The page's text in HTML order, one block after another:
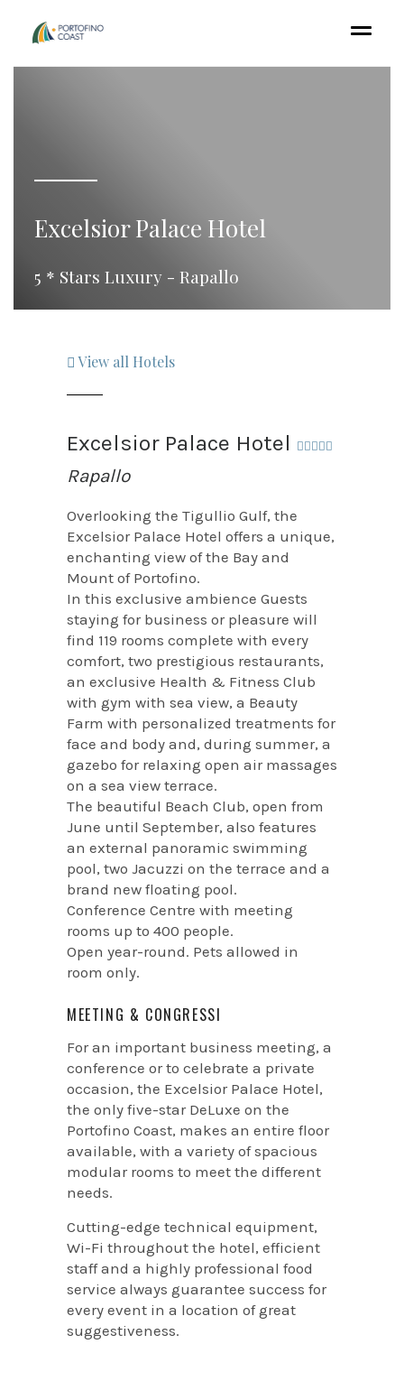
Excelsior Palace Hotel
5 * Stars Luxury - Rapallo
View all Hotels
Excelsior Palace Hotel
Rapallo
Overlooking the Tigullio Gulf, the
Excelsior Palace Hotel offers a unique,
enchanting view of the Bay and
Mount of Portofino.
In this exclusive ambience Guests
staying for business or pleasure will
find 119 rooms complete with every
comfort, two prestigious restaurants,
an exclusive Health & Fitness Club
with gym with sea view, a Beauty
Farm with personalized treatments for
face and body and, during summer, a
gazebo for relaxing open air massages
on a sea view terrace.
The beautiful Beach Club, open from
June until September, also features
an external panoramic swimming
pool, two Jacuzzi on the terrace and a
brand new floating pool.
Conference Centre with meeting
rooms up to 400 people.
Open year-round. Pets allowed in
room only.
MEETING & CONGRESSI
For an important business meeting, a
conference or to celebrate a private
occasion, the Excelsior Palace Hotel,
the only five-star DeLuxe on the
Portofino Coast, makes an entire floor
available, with a variety of spacious
modular rooms to meet the different
needs.
Cutting-edge technical equipment,
Wi-Fi throughout the hotel, efficient
staff and a highly professional food
service always guarantee success for
every event in a location of great
suggestiveness.